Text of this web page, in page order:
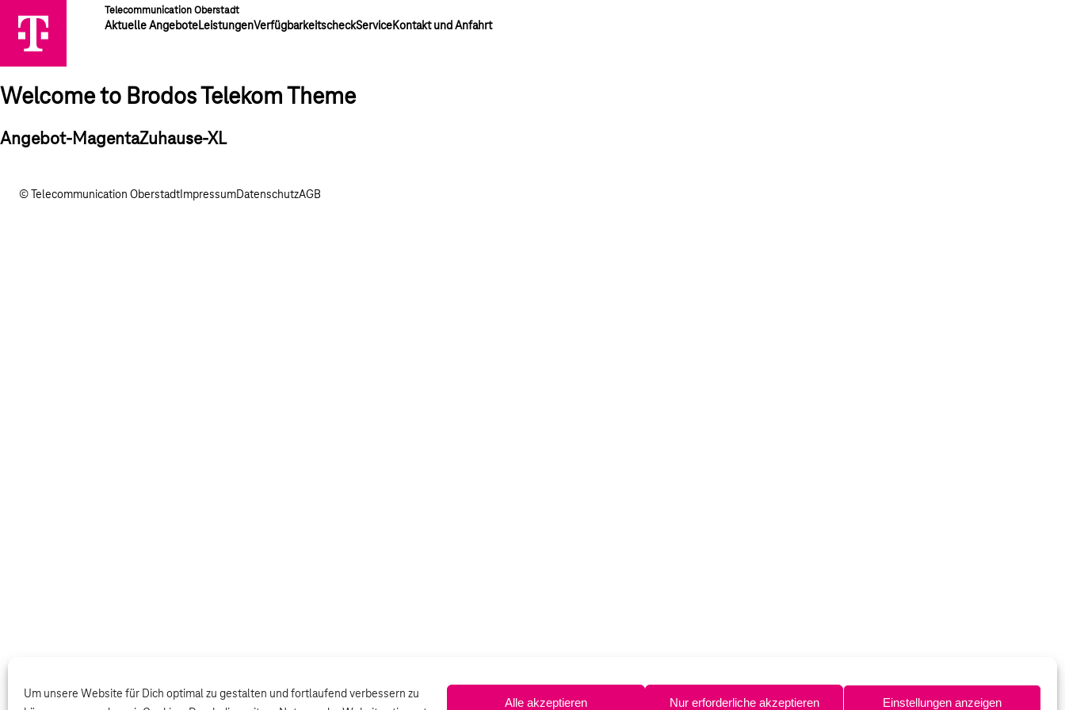
Um unsere Website für Dich optimal zu gestalten und fortlaufend verbessern zu
Alle akzeptieren Nur erforderliche akzeptieren Einstellungen anzeigen
Telecommunication Oberstadt
Aktuelle AngeboteLeistungenVerfügbarkeitscheckServiceKontakt und Anfahrt
Welcome to Brodos Telekom Theme
Angebot-MagentaZuhause-XL
© Telecommunication Oberstadt ImpressumDatenschutzAGB